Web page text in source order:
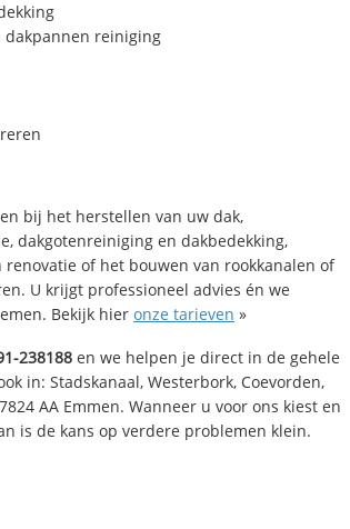
dakpannen reiniging
bij het herstellen van uw dak,
dakgotenreiniging en dakbedekking,
of het bouwen van rookkanalen of
U krijgt professioneel advies én we
Bekijk hier onze tarieven »
238188 en we helpen je direct in de gehele
in: Stadskanaal, Westerbork, Coevorden,
AA Emmen. Wanneer u voor ons kiest en
is de kans op verdere problemen klein.